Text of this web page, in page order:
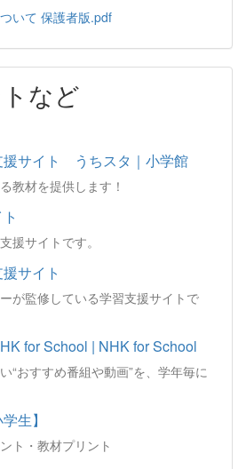
いて 保護者版.pdf
など
援サイト うちスタ｜小学館
教材を提供します！
援サイトです。
サイト
が監修している学習支援サイトで
for School | NHK for School
“おすすめ番組や動画”を、学年毎に
生】
ト・教材プリント